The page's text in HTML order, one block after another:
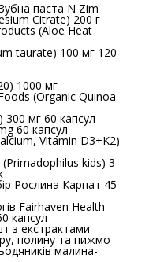
паста N Zim
Citrate) 200 г
Heat
120) 1000 мг
Quinoa
(Pantethine) 300 мг 60 капсул
60 капсул
kids) 3
Рослина Карпат 45
Fairhaven Health
капсул
з екстрактами
полину та пижмо
малина-